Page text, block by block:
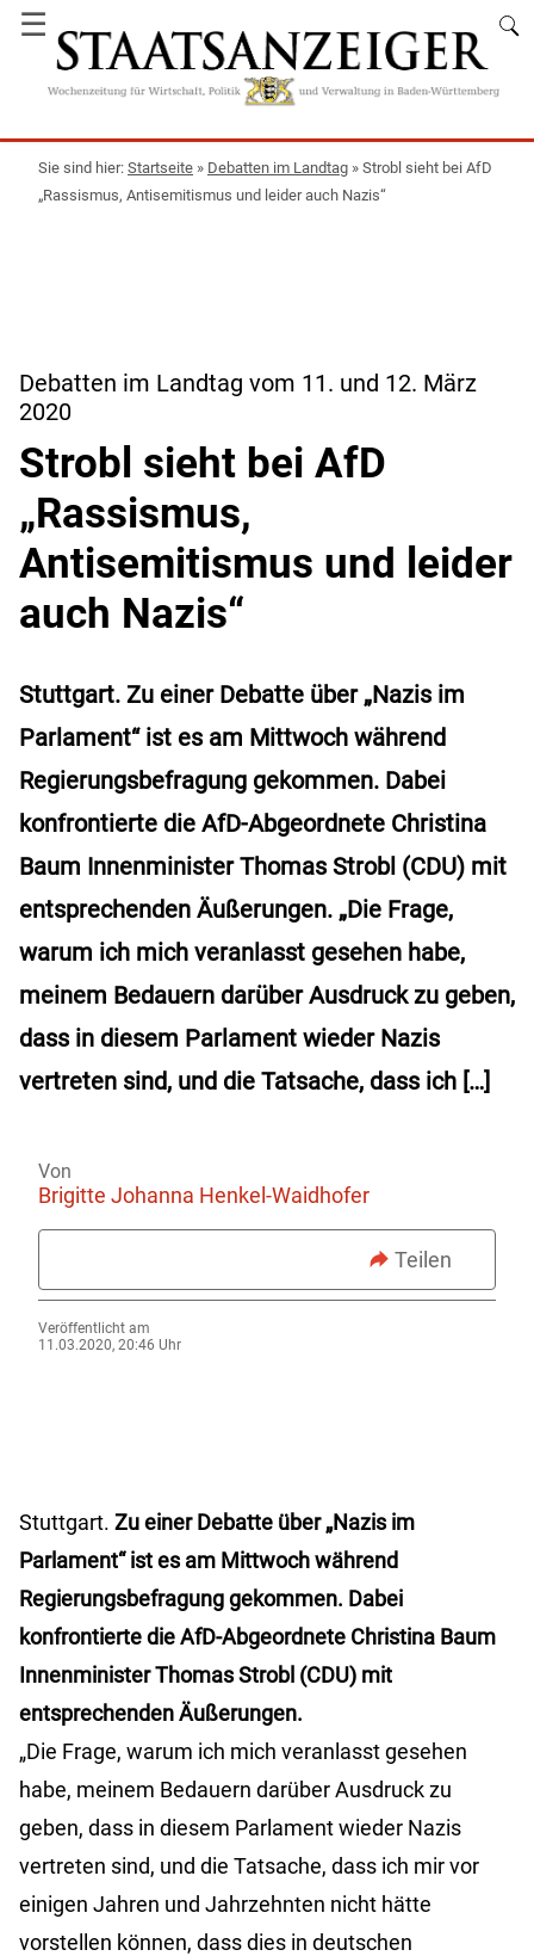
☰
Startseite » Debatten im Landtag » Strobl sieht bei AfD
„Rassismus, Antisemitismus und leider auch Nazis“
Debatten im Landtag vom 11. und 12. März
2020
Strobl sieht bei AfD
„Rassismus,
Antisemitismus und leider
auch Nazis“
Stuttgart. Zu einer Debatte über „Nazis im
Parlament“ ist es am Mittwoch während
Regierungsbefragung gekommen. Dabei
konfrontierte die AfD-Abgeordnete Christina
Baum Innenminister Thomas Strobl (CDU) mit
entsprechenden Äußerungen. „Die Frage,
warum ich mich veranlasst gesehen habe,
meinem Bedauern darüber Ausdruck zu geben,
dass in diesem Parlament wieder Nazis
vertreten sind, und die Tatsache, dass ich […]
Von
Brigitte Johanna Henkel-Waidhofer
Teilen
Veröffentlicht am
11.03.2020, 20:46 Uhr
Stuttgart. Zu einer Debatte über „Nazis im
Parlament“ ist es am Mittwoch während
Regierungsbefragung gekommen. Dabei
konfrontierte die AfD-Abgeordnete Christina Baum
Innenminister Thomas Strobl (CDU) mit
entsprechenden Äußerungen.
„Die Frage, warum ich mich veranlasst gesehen
habe, meinem Bedauern darüber Ausdruck zu
geben, dass in diesem Parlament wieder Nazis
vertreten sind, und die Tatsache, dass ich mir vor
einigen Jahren und Jahrzehnten nicht hätte
vorstellen können, dass dies in deutschen